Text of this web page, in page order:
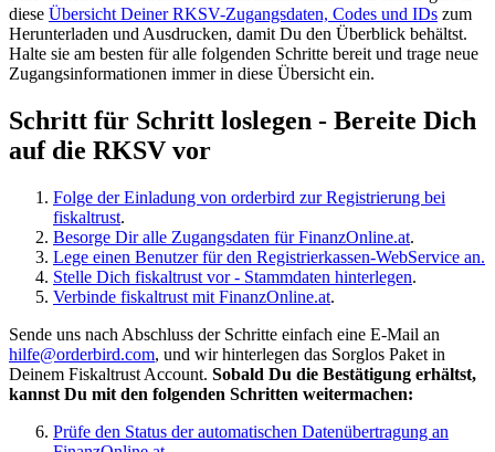
diese Übersicht Deiner RKSV-Zugangsdaten, Codes und IDs zum
Herunterladen und Ausdrucken, damit Du den Überblick behältst.
Halte sie am besten für alle folgenden Schritte bereit und trage neue
Zugangsinformationen immer in diese Übersicht ein.
Schritt für Schritt loslegen - Bereite Dich
auf die RKSV vor
Folge der Einladung von orderbird zur Registrierung bei
fiskaltrust.
Besorge Dir alle Zugangsdaten für FinanzOnline.at.
Lege einen Benutzer für den Registrierkassen-WebService an.
Stelle Dich fiskaltrust vor - Stammdaten hinterlegen.
Verbinde fiskaltrust mit FinanzOnline.at.
Sende uns nach Abschluss der Schritte einfach eine E-Mail an
hilfe@orderbird.com, und wir hinterlegen das Sorglos Paket in
Deinem Fiskaltrust Account. Sobald Du die Bestätigung erhältst,
kannst Du mit den folgenden Schritten weitermachen:
Prüfe den Status der automatischen Datenübertragung an